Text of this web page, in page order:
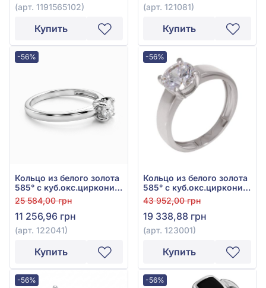
(арт. 1191565102)
Купить
(арт. 121081)
Купить
-56%
Кольцо из белого золота
585° с куб.окс.циркония,
арт. 122041
25 584,00 грн
11 256,96 грн
(арт. 122041)
Купить
-56%
Кольцо из белого золота
585° с куб.окс.циркония,
арт. 123001
43 952,00 грн
19 338,88 грн
(арт. 123001)
Купить
-56% -56%